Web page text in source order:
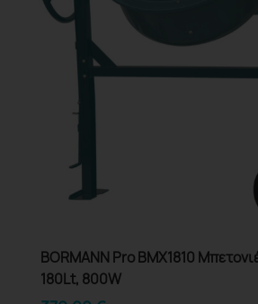
BORMANN Pro BMX1810
180Lt, 800W